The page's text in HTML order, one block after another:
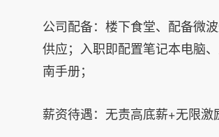
公司配备：楼下食堂、配备微
供应；入职即配置笔记本电脑
南手册；
薪资待遇：无责高底薪+无限激